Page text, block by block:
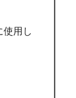
使用し